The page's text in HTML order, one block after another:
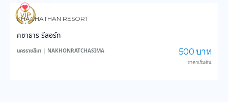
70
KHACHATHAN RESORT
คชาธาร รีสอร์ท
นครราชสีมา | NAKHONRATCHASIMA 500 บาท
ราคาเริ่มต้น